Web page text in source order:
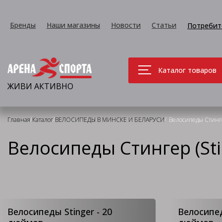
Бренды Наши магазины Новости Статьи
ЖИВИ АКТИВНО
Каталог товаров
Главная/Каталог/ВЕЛОСИПЕДЫ В МИНСКЕ И БЕЛАРУСИ/ Велосипеды
Велосипеды Стингер
Велосипеды Stinger - 20